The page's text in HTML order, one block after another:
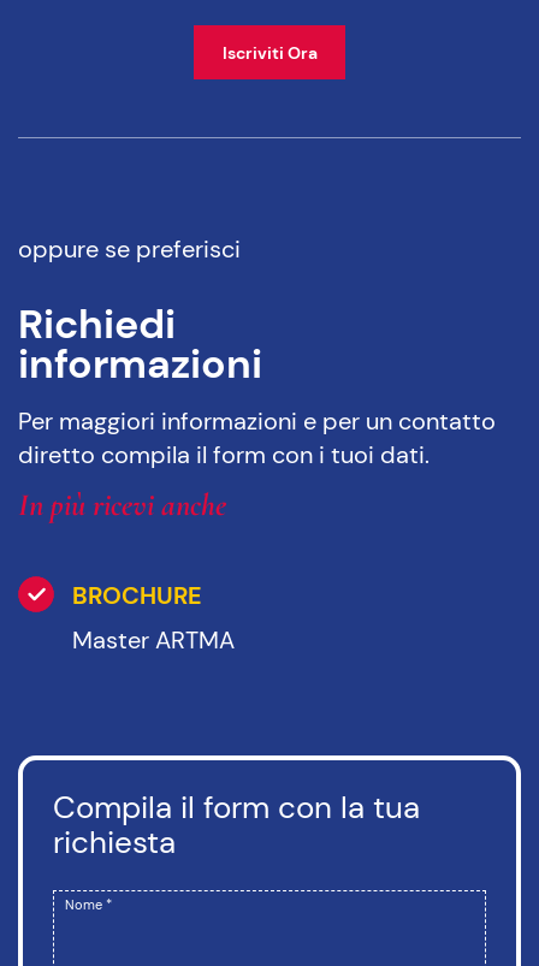
Iscriviti Ora
oppure se preferisci
Richiedi
informazioni
Per maggiori informazioni e per un contatto
diretto compila il form con i tuoi dati.
In più ricevi anche
BROCHURE
Master ARTMA
Compila il form con la tua
richiesta
Nome *